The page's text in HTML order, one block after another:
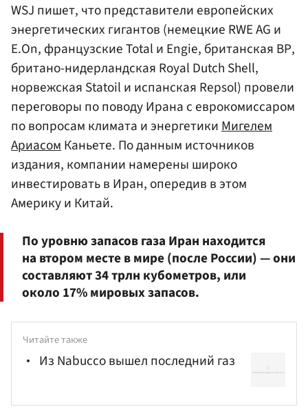
WSJ пишет, что представители европейских
энергетических гигантов (немецкие RWE AG и
E.On, французские Total и Engie, британская ВР,
британо-нидерландская Royal Dutch Shell,
норвежская Statoil и испанская Repsol) провели
переговоры по поводу Ирана с еврокомиссаром
по вопросам климата и энергетикиМигелем
АриасомКаньете. По данным источников
издания, компании намерены широко
инвестировать в Иран, опередив в этом
Америку и Китай.
По уровню запасов газа Иран находится
на втором месте в мире (после России) — они
составляют 34 трлн кубометров, или
около 17% мировых запасов.
Читайте также
Из Nabucco вышел последний газ